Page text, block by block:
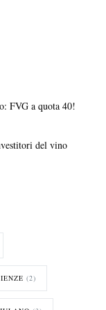
FVG a quota 40!
del vino
(2)